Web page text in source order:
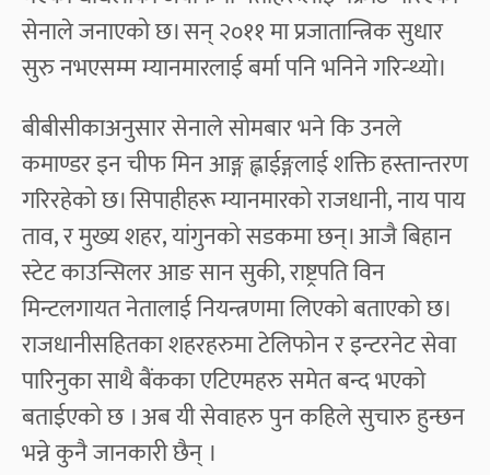
सेनाले जनाएको छ। सन् २०११ मा प्रजातान्त्रिक सुधार
सुरु नभएसम्म म्यानमारलाई बर्मा पनि भनिने गरिन्थ्यो।
बीबीसीकाअनुसार सेनाले सोमबार भने कि उनले
कमाण्डर इन चीफ मिन आङ्ग ह्लाईङ्गलाई शक्ति हस्तान्तरण
गरिरहेको छ। सिपाहीहरू म्यानमारको राजधानी, नाय पाय
ताव, र मुख्य शहर, यांगुनको सडकमा छन्। आजै बिहान
स्टेट काउन्सिलर आङ सान सुकी, राष्ट्रपति विन
मिन्टलगायत नेतालाई नियन्त्रणमा लिएको बताएको छ।
राजधानीसहितका शहरहरुमा टेलिफोन र इन्टरनेट सेवा
पारिनुका साथै बैंकका एटिएमहरु समेत बन्द भएको
बताईएको छ । अब यी सेवाहरु पुन कहिले सुचारु हुन्छन
भन्ने कुनै जानकारी छैन् ।